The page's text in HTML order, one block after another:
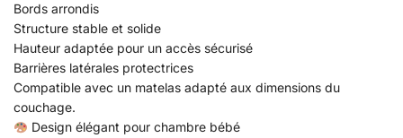
Bords arrondis
Structure stable et solide
Hauteur adaptée pour un accès sécurisé
Barrières latérales protectrices
Compatible avec un matelas adapté aux dimensions du
couchage.
Design élégant pour chambre bébé